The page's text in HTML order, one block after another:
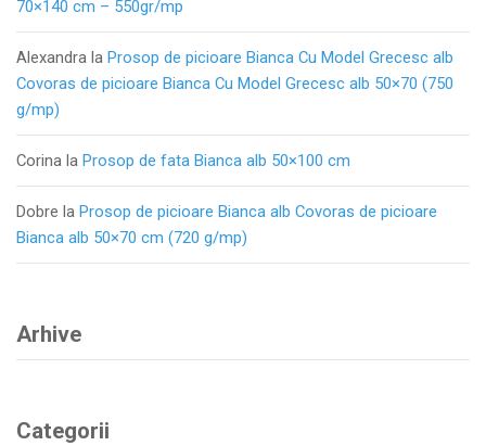
70×140 cm – 550gr/mp
Alexandra la Prosop de picioare Bianca Cu Model Grecesc alb
Covoras de picioare Bianca Cu Model Grecesc alb 50×70 (750
g/mp)
Corina la Prosop de fata Bianca alb 50×100 cm
Dobre la Prosop de picioare Bianca alb Covoras de picioare
Bianca alb 50×70 cm (720 g/mp)
Arhive
Categorii